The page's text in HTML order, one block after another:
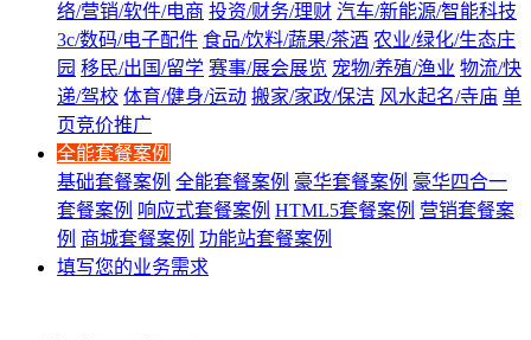
络/营销/软件/电商 投资/财务/理财 汽车/新能源/智能科技
3c/数码/电子配件 食品/饮料/蔬果/茶酒 农业/绿化/生态庄
园 移民/出国/留学 赛事/展会展览 宠物/养殖/渔业 物流/快
递/驾校 体育/健身/运动 搬家/家政/保洁 风水起名/寺庙 单
页竞价推广
全能套餐案例
基础套餐案例 全能套餐案例 豪华套餐案例 豪华四合一
套餐案例 响应式套餐案例 HTML5套餐案例 营销套餐案
例 商城套餐案例 功能站套餐案例
填写您的业务需求